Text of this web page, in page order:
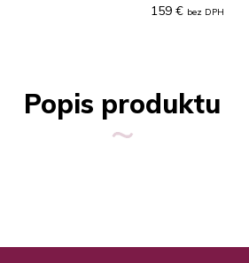
159 € bez DPH
Popis produktu